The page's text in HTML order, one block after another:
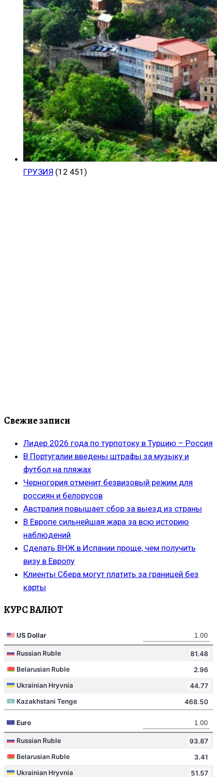
ГРУЗИЯ (12 451)
Свежие записи
Лидер 2026 года по турпотоку в Турцию – Россия
В Португалии введены штрафы за музыку и
футбол на пляжах
Черногория отменит безвизовый режим для
россиян и белорусов
Австралия повышает сбор за выезд из страны
В Европе сильнейшая жара за всю историю
наблюдений
Сделать ВНЖ в Испании проще, чем получить
визу в Европу
Клиенты Сбера могут платить за границей без
карты
КУРС ВАЛЮТ